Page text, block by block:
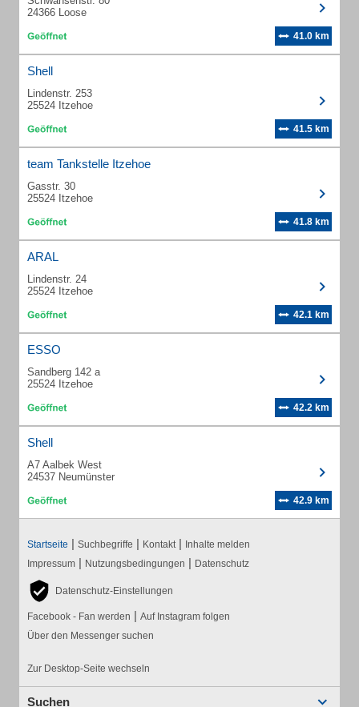
24366 Loose
41.0 km
Shell
Lindenstr. 253
25524 Itzehoe
41.5 km
team Tankstelle Itzehoe
Gasstr. 30
25524 Itzehoe
41.8 km
ARAL
Lindenstr. 24
25524 Itzehoe
42.1 km
ESSO
Sandberg 142 a
25524 Itzehoe
42.2 km
Shell
A7 Aalbek West
24537 Neumünster
42.9 km
Startseite | Suchbegriffe | Kontakt | Inhalte melden
Impressum | Nutzungsbedingungen | Datenschutz
Datenschutz-Einstellungen
Facebook - Fan werden | Auf Instagram folgen
Über den Messenger suchen
Zur Desktop-Seite wechseln
Suchen